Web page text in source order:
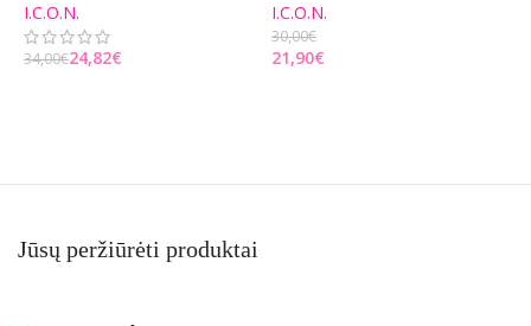
I.C.O.N.
34,00€24,82€
I.C.O.N.
30,00€
21,90€
Jūsų peržiūrėti produktai